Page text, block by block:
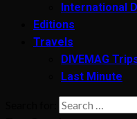
International
Editions
Travels
DIVEMAG
Last Minute